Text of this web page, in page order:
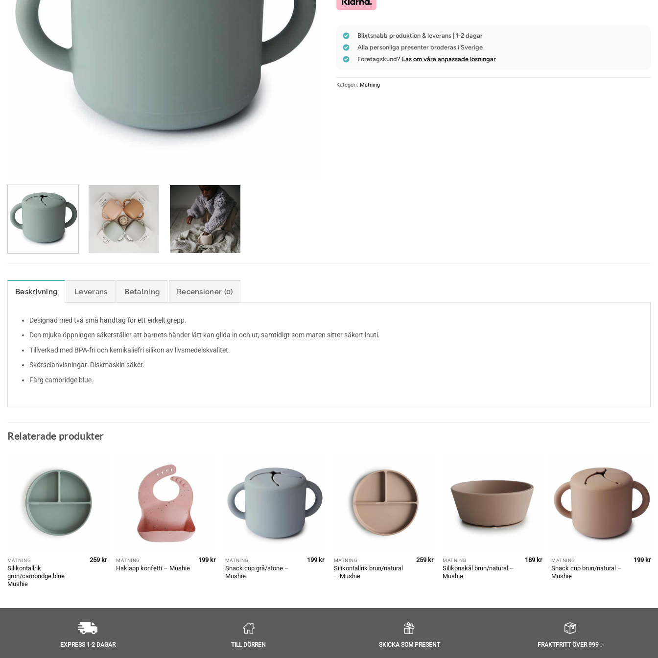
Blixtsnabb produktion & leverans | 1-2 dagar
Alla personliga presenter broderas i Sverige
Företagskund? Läs om våra anpassade lösningar
Kategori: Matning
Beskrivning Leverans Betalning Recensioner (0)
Designad med två små handtag för ett enkelt grepp.
Den mjuka öppningen säkerställer att barnets händer lätt kan glida in och ut, samtidigt som maten sitter säkert inuti.
Tillverkad med BPA-fri och kemikaliefri silikon av livsmedelskvalitet.
Skötselanvisningar: Diskmaskin säker.
Färg cambridge blue.
Relaterade produkter
MATNING
Silikontallrik
grön/cambridge blue –
Mushie
259 kr MATNING
Haklapp konfetti – Mushie
199 kr MATNING
Snack cup grå/stone –
Mushie
199 kr MATNING
Silikontallrik brun/natural
– Mushie
259 kr MATNING
Silikonskål brun/natural –
Mushie
189 kr MATNING
Snack cup brun/natural –
Mushie
199 kr
EXPRESS 1-2 DAGAR TILL DÖRREN SKICKA SOM PRESENT FRAKTFRITT ÖVER 999 :-